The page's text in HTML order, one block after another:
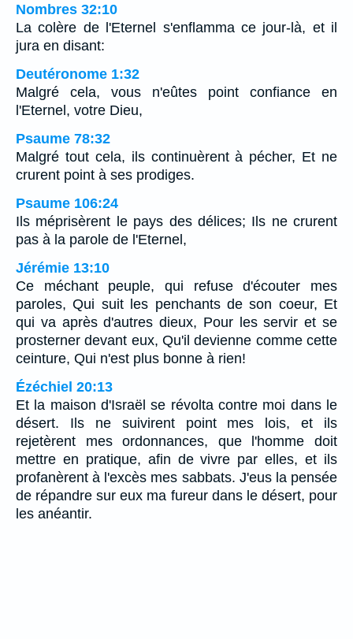
Nombres 32:10
La colère de l'Eternel s'enflamma ce jour-là, et il
jura en disant:
Deutéronome 1:32
Malgré cela, vous n'eûtes point confiance en
l'Eternel, votre Dieu,
Psaume 78:32
Malgré tout cela, ils continuèrent à pécher, Et ne
crurent point à ses prodiges.
Psaume 106:24
Ils méprisèrent le pays des délices; Ils ne crurent
pas à la parole de l'Eternel,
Jérémie 13:10
Ce méchant peuple, qui refuse d'écouter mes
paroles, Qui suit les penchants de son coeur, Et
qui va après d'autres dieux, Pour les servir et se
prosterner devant eux, Qu'il devienne comme cette
ceinture, Qui n'est plus bonne à rien!
Ézéchiel 20:13
Et la maison d'Israël se révolta contre moi dans le
désert. Ils ne suivirent point mes lois, et ils
rejetèrent mes ordonnances, que l'homme doit
mettre en pratique, afin de vivre par elles, et ils
profanèrent à l'excès mes sabbats. J'eus la pensée
de répandre sur eux ma fureur dans le désert, pour
les anéantir.